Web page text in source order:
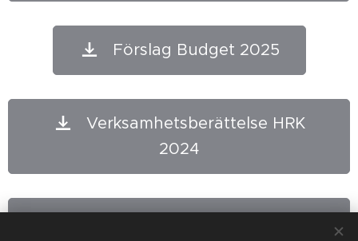
Förslag Budget 2025
Verksamhetsberättelse HRK
2024